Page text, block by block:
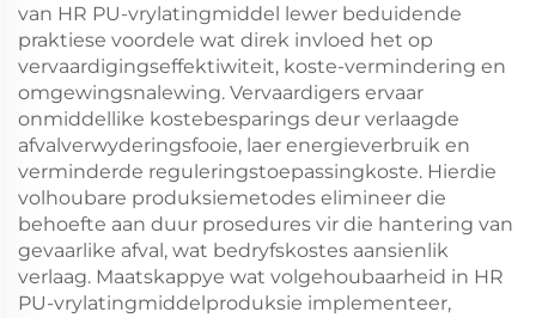
van HR PU-vrylatingmiddel lewer beduidende
praktiese voordele wat direk invloed het op
vervaardigingseffektiwiteit, koste-vermindering en
omgewingsnalewing. Vervaardigers ervaar
onmiddellike kostebesparings deur verlaagde
afvalverwyderingsfooie, laer energieverbruik en
verminderde reguleringstoepassingkoste. Hierdie
volhoubare produksiemetodes elimineer die
behoefte aan duur prosedures vir die hantering van
gevaarlike afval, wat bedryfskostes aansienlik
verlaag. Maatskappye wat volgehoubaarheid in HR
PU-vrylatingmiddelproduksie implementeer,